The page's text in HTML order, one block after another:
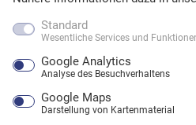
Standard
Wesentliche Services und
Google Analytics
Analyse des Besuchverhaltens
Google Maps
Darstellung von Kartenmaterial